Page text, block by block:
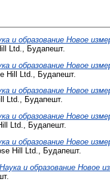
и образование Новое
Ltd., Будапешт.
и образование Новое
Hill Ltd., Будапешт.
и образование Новое
Ltd., Будапешт.
и образование Новое
Ltd., Будапешт.
и образование Новое
Hill Ltd., Будапешт.
Наука и образование Новое